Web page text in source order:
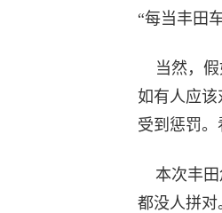
“每当丰田
当然，假
如有人应
受到惩罚。
本次丰田
都没人拼